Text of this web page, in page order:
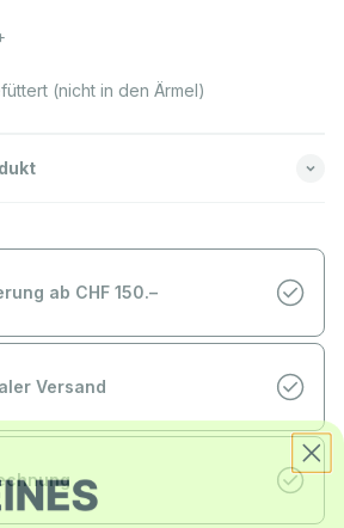
(nicht in den Ärmel)
ab CHF 150.–
Versand